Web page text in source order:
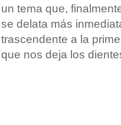
un tema que,
se delata más
trascendente a la
que nos deja los